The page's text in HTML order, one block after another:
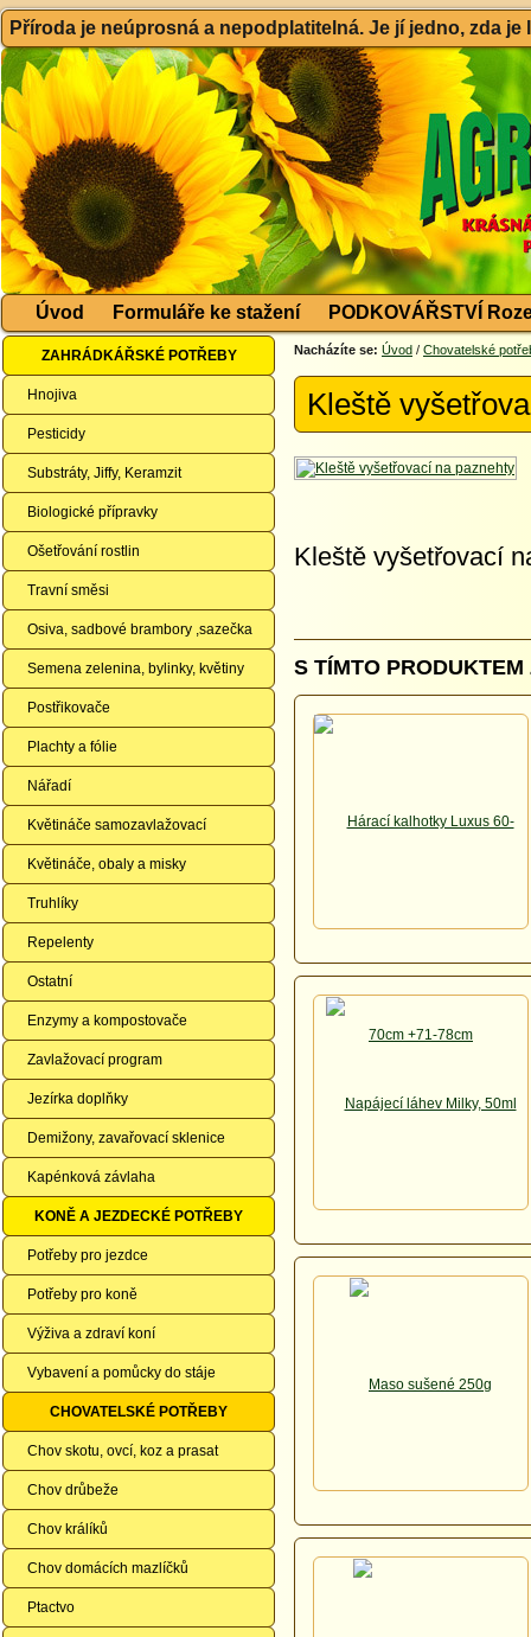
Příroda je neúprosná a nepodplatitelná. Je jí jedno, zda
Úvod Formuláře ke stažení PODKOVÁŘSTVÍ
ZAHRÁDKÁŘSKÉ POTŘEBY
Hnojiva
Pesticidy
Substráty, Jiffy, Keramzit
Biologické přípravky
Ošetřování rostlin
Travní směsi
Osiva, sadbové brambory ,sazečka
Semena zelenina, bylinky, květiny
Postřikovače
Plachty a fólie
Nářadí
Květináče samozavlažovací
Květináče, obaly a misky
Truhlíky
Repelenty
Ostatní
Enzymy a kompostovače
Zavlažovací program
Jezírka doplňky
Demižony, zavařovací sklenice
Kapénková závlaha
KONĚ A JEZDECKÉ POTŘEBY
Potřeby pro jezdce
Potřeby pro koně
Výživa a zdraví koní
Vybavení a pomůcky do stáje
CHOVATELSKÉ POTŘEBY
Chov skotu, ovcí, koz a prasat
Chov drůbeže
Chov králíků
Chov domácích mazlíčků
Ptactvo
Nacházíte se: Úvod / Chovatelské
Kleště
Kleště vyšetřovací
S TÍMTO